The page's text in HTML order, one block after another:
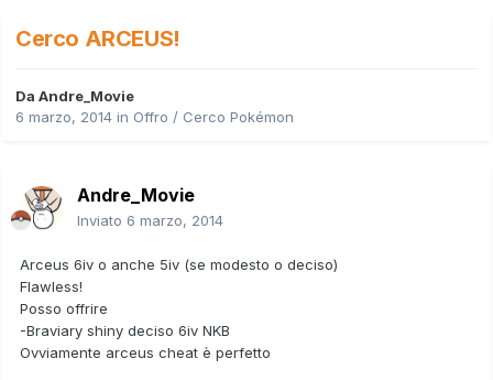
Cerco ARCEUS!
Da Andre_Movie
6 marzo, 2014 in Offro / Cerco Pokémon
Andre_Movie
Inviato 6 marzo, 2014
Arceus 6iv o anche 5iv (se modesto o deciso)
Flawless!
Posso offrire
-Braviary shiny deciso 6iv NKB
Ovviamente arceus cheat è perfetto